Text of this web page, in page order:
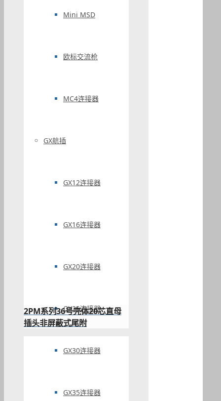
Mini MSD
欧标交流枪
MC4连接器
GX航插
GX12连接器
GX16连接器
GX20连接器
GX25连接器
GX30连接器
GX35连接器
2PM系列36号壳体20芯直母
插头非屏蔽式尾附